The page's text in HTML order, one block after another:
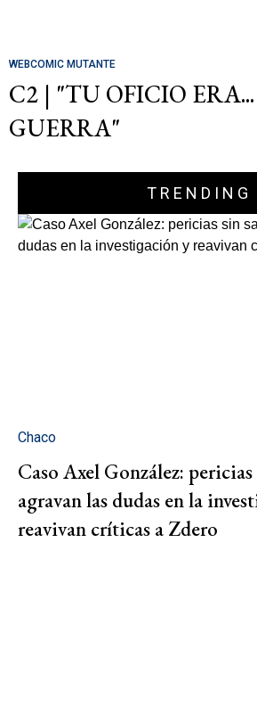
WEBCOMIC MUTANTE
C2 | "TU OFICIO
GUERRA"
TRENDING
Chaco
Caso Axel González:
agravan las dudas en la
reavivan críticas a Zdero